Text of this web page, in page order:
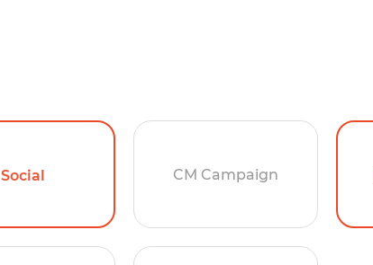
Social CM Campaign